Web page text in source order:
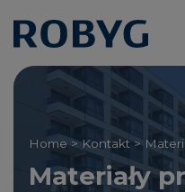
Home > Kontakt>
Materiały